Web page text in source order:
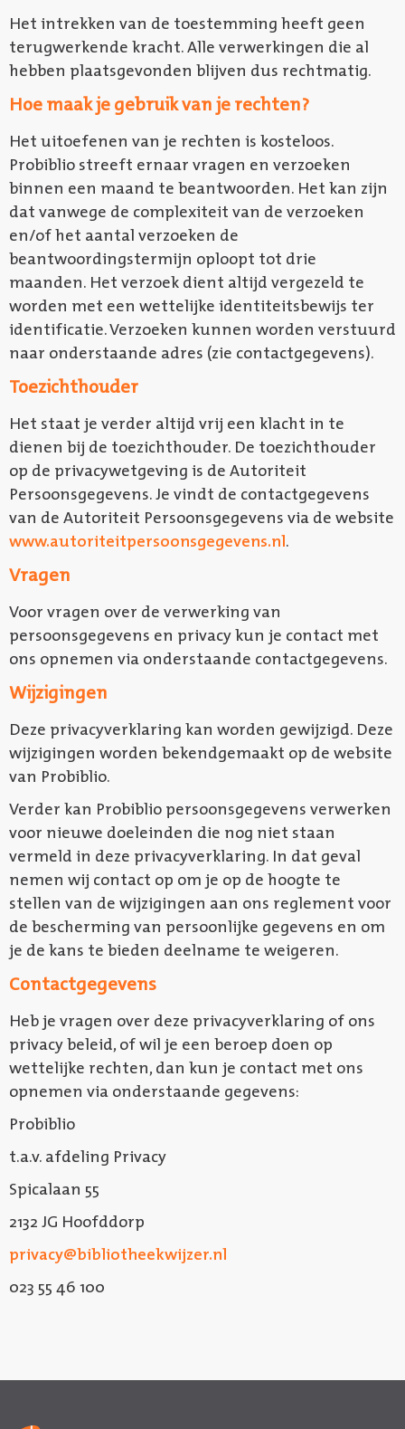
Het intrekken van de toestemming heeft geen
terugwerkende kracht. Alle verwerkingen die al
hebben plaatsgevonden blijven dus rechtmatig.
Hoe maak je gebruik van je rechten?
Het uitoefenen van je rechten is kosteloos.
Probiblio streeft ernaar vragen en verzoeken
binnen een maand te beantwoorden. Het kan zijn
dat vanwege de complexiteit van de verzoeken
en/of het aantal verzoeken de
beantwoordingstermijn oploopt tot drie
maanden. Het verzoek dient altijd vergezeld te
worden met een wettelijke identiteitsbewijs ter
identificatie. Verzoeken kunnen worden verstuurd
naar onderstaande adres (zie contactgegevens).
Toezichthouder
Het staat je verder altijd vrij een klacht in te
dienen bij de toezichthouder. De toezichthouder
op de privacywetgeving is de Autoriteit
Persoonsgegevens. Je vindt de contactgegevens
van de Autoriteit Persoonsgegevens via de website
www.autoriteitpersoonsgegevens.nl.
Vragen
Voor vragen over de verwerking van
persoonsgegevens en privacy kun je contact met
ons opnemen via onderstaande contactgegevens.
Wijzigingen
Deze privacyverklaring kan worden gewijzigd. Deze
wijzigingen worden bekendgemaakt op de website
van Probiblio.
Verder kan Probiblio persoonsgegevens verwerken
voor nieuwe doeleinden die nog niet staan
vermeld in deze privacyverklaring. In dat geval
nemen wij contact op om je op de hoogte te
stellen van de wijzigingen aan ons reglement voor
de bescherming van persoonlijke gegevens en om
je de kans te bieden deelname te weigeren.
Contactgegevens
Heb je vragen over deze privacyverklaring of ons
privacy beleid, of wil je een beroep doen op
wettelijke rechten, dan kun je contact met ons
opnemen via onderstaande gegevens:
Probiblio
t.a.v. afdeling Privacy
Spicalaan 55
2132 JG Hoofddorp
privacy@bibliotheekwijzer.nl
023 55 46 100